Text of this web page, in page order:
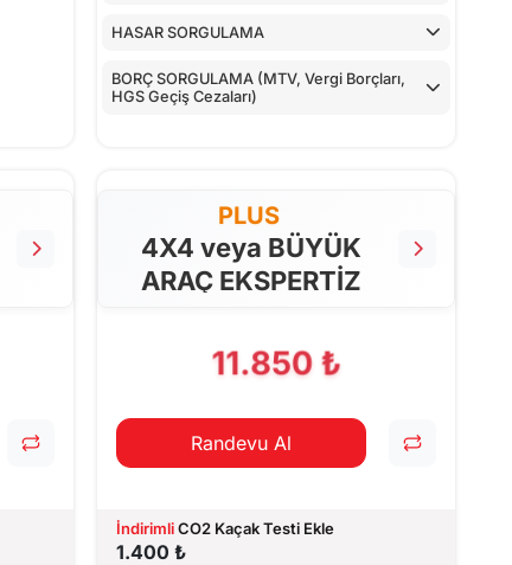
HASAR SORGULAMA
BORÇ SORGULAMA (MTV, Vergi Borçları,
HGS Geçiş Cezaları)
PLUS
4X4 veya BÜYÜK
ARAÇ EKSPERTİZ
11.850 ₺
Randevu Al
İndirimliCO2 Kaçak Testi Ekle
1.400 ₺